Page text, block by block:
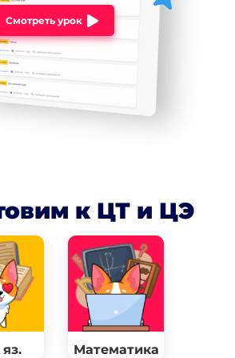
Смотреть урок
Математика
к ЦТ и ЦЭ